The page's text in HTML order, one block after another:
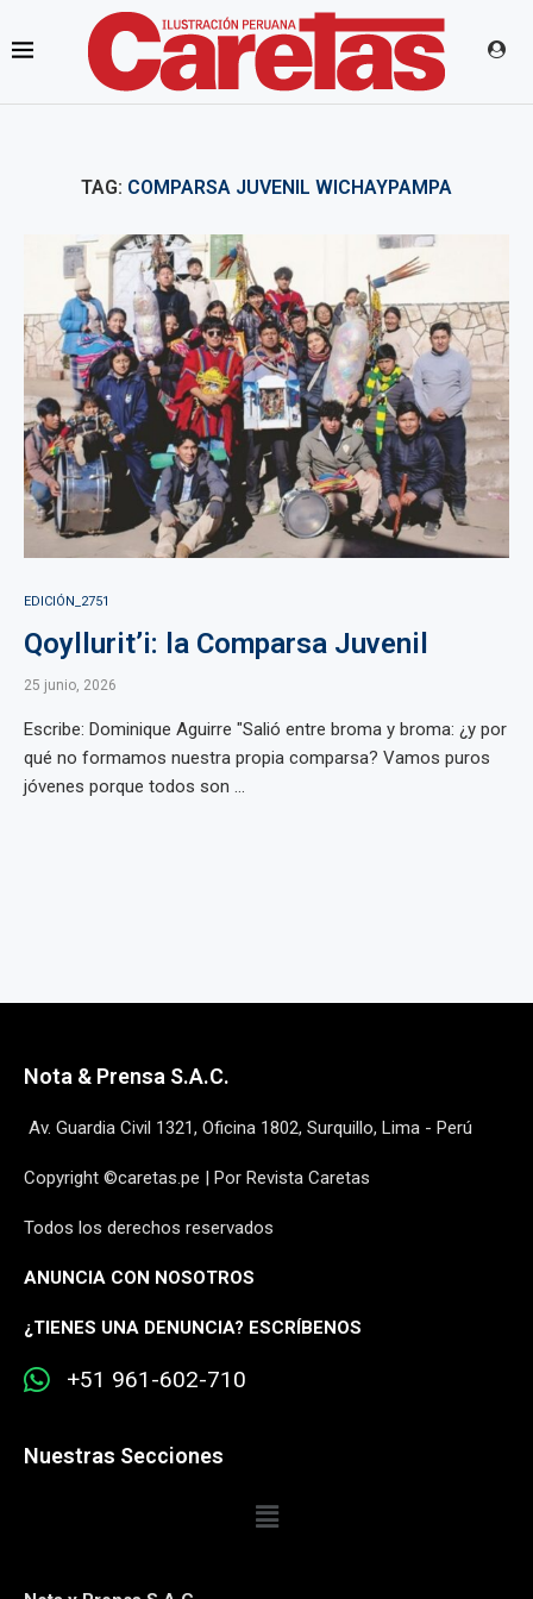
TAG: COMPARSA JUVENIL WICHAYPAMPA
EDICIÓN_2751
Qoyllurit’i: la Comparsa Juvenil
25 junio, 2026
Escribe: Dominique Aguirre "Salió entre broma y broma: ¿y por
qué no formamos nuestra propia comparsa? Vamos puros
jóvenes porque todos son ...
Nota & Prensa S.A.C.
Av. Guardia Civil 1321, Oficina 1802, Surquillo, Lima - Perú
Copyright ©caretas.pe | Por Revista Caretas
Todos los derechos reservados
ANUNCIA CON NOSOTROS
¿TIENES UNA DENUNCIA? ESCRÍBENOS
+51 961-602-710
Nuestras Secciones